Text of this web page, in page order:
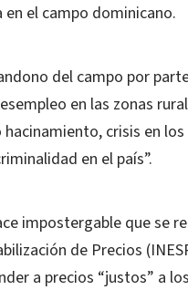
el campo dominicano.
del campo por
en las zonas
crisis en
en el país”.
impostergable que se
de Precios
a precios “justos” a